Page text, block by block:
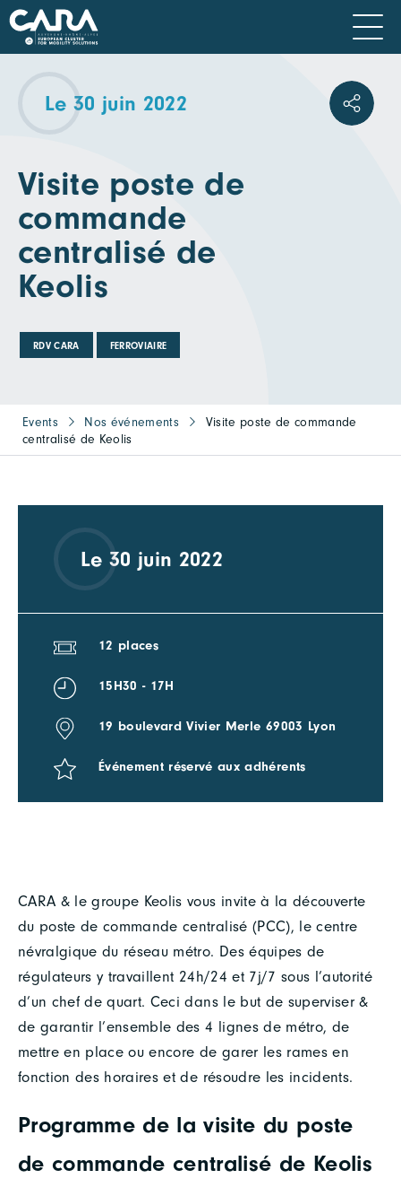
Le 30 juin 2022
Visite poste de
commande
centralisé de
Keolis
RDV CARA FERROVIAIRE
Events Nos événements
Visite poste de commande
centralisé de Keolis
CARA & le groupe Keolis vous invite à la découverte
du poste de commande centralisé (PCC), le centre
névralgique du réseau métro. Des équipes de
régulateurs y travaillent 24h/24 et 7j/7 sous l’autorité
d’un chef de quart. Ceci dans le but de superviser &
de garantir l’ensemble des 4 lignes de métro, de
mettre en place ou encore de garer les rames en
fonction des horaires et de résoudre les incidents.
Programme de la visite du poste
de commande centralisé de Keolis
Le 30 juin 2022
12 places
15H30 - 17H
19 boulevard Vivier Merle 69003 Lyon
Événement réservé aux adhérents